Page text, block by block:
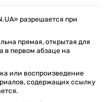
разрешается при
прямая, открытая для
в первом абзаце на
или воспроизведение
содержащих ссылку